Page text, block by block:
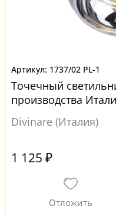
1737/02 PL-1
Точечный
производства
Divinare (Италия)
1 125 ₽